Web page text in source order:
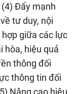
Đẩy mạnh
tư duy, nội
giữa các lực
hòa, hiệu quả
thông đối
thông tin đối
Nâng cao hiệu